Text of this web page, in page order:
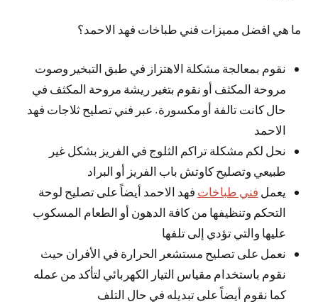
ما هي افضل مميزات فني طباخات فهد الاحمد؟
نقوم بمعالجة مشكلة الاهتزاز في طبق التبخير وصوت
مروحة المكثف أو نقوم بتغير ريشة مروحة المكثف في
حال كانت تالفة أو مكسورة. عبر فني تصليح ثلاجات فهد
الاحمد
نحل لكم مشكلة تراكم الثلوج في الفريز بشكل غير
طبيعي وتصليح كاوتش باب الفريز أو البراد
يعمل فني طباخات فهد الاحمد أيضاً على تصليح لوحة
التحكم وتنظيفها من كافة الدهون أو الطعام المسكوب
عليها والتي تؤدي إلى تلفها
نعمل على تصليح مستشعر الحرارة في الأفران حيث
نقوم باستخدام مقياس التيار الكهربائي لتأكد من عمله
كما نقوم أيضاً على تبديله في حال التلف